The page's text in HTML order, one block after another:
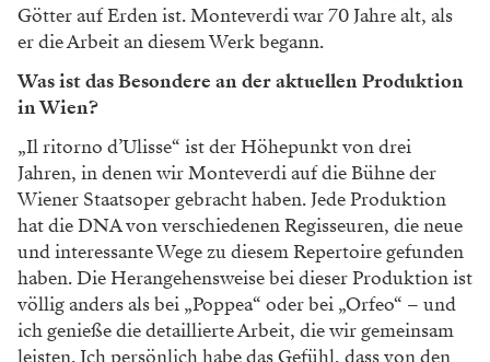
Götter auf Erden ist. Monteverdi war 70 Jahre alt, als
er die Arbeit an diesem Werk begann.
Was ist das Besondere an der aktuellen Produktion
in Wien?
„Il ritorno d’Ulisse“ ist der Höhepunkt von drei
Jahren, in denen wir Monteverdi auf die Bühne der
Wiener Staatsoper gebracht haben. Jede Produktion
hat die DNA von verschiedenen Regisseuren, die neue
und interessante Wege zu diesem Repertoire gefunden
haben. Die Herangehensweise bei dieser Produktion ist
völlig anders als bei „Poppea“ oder bei „Orfeo“ – und
ich genieße die detaillierte Arbeit, die wir gemeinsam